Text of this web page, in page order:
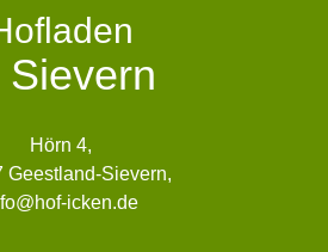
Sievern
Hörn 4,
Geestland-Sievern,
icken.de